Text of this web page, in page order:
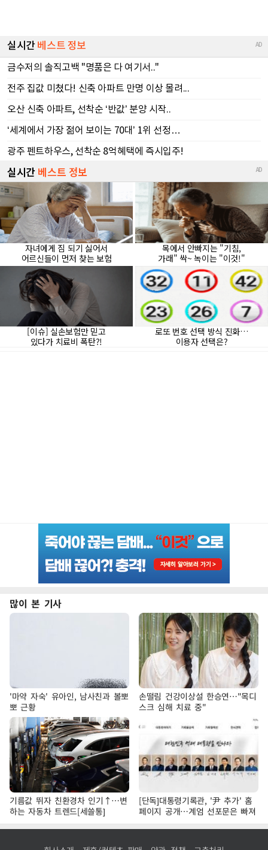
많이 본 기사
'마약 자숙' 유아인, 남사친과 볼뽀
뽀 근황
손떨림 건강이상설 한승연…"목디
스크 심해 치료 중"
기름값 뛰자 친환경차 인기↑…변
하는 자동차 트렌드[세쓸통]
[단독]대통령기록관, '尹 추가' 홈
페이지 공개…계엄 선포문은 빠져